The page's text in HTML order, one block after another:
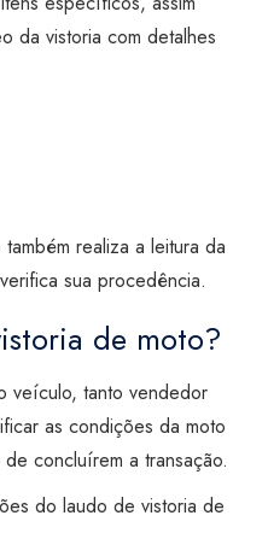
da vistoria com detalhes
realiza a leitura da
sua procedência.
de moto?
veículo, tanto vendedor
as condições da moto
concluírem a transação.
do laudo de vistoria de